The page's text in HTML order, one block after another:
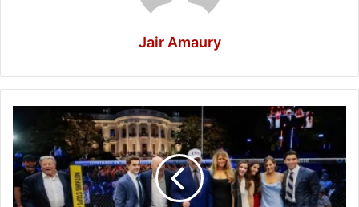
Jair Amaury
celebra
su
cumpleaños
con